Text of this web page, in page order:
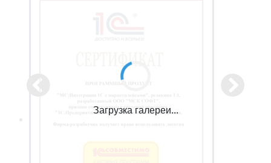
Загрузка галереи...